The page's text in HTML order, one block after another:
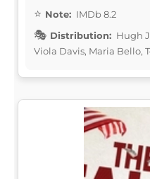
Note: IMDb 8.2
Distribution: Hugh
Viola Davis, Maria Bello,